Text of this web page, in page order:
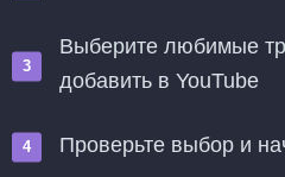
Выберите любимые
добавить в YouTube
Проверьте выбор и